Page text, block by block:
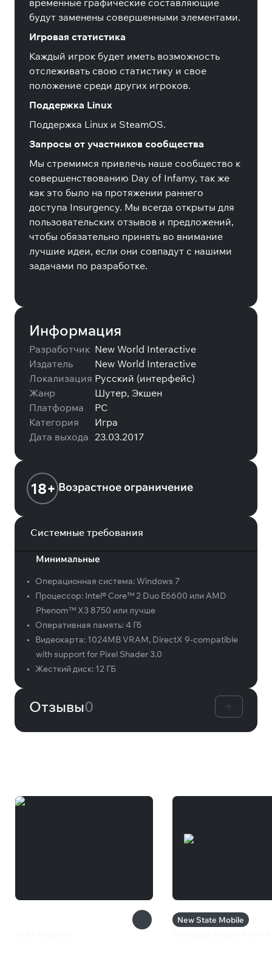
временные графические составляющие
будут заменены совершенными элементами.
Игровая статистика
Каждый игрок будет иметь возможность
отслеживать свою статистику и свое
положение среди других игроков.
Поддержка Linux
Поддержка Linux и SteamOS.
Запросы от участников сообщества
Мы стремимся привлечь наше сообщество к
совершенствованию Day of Infamy, так же
как это было на протяжении раннего
доступа Insurgency. Мы всегда открыты для
пользовательских отзывов и предложений,
чтобы обязательно принять во внимание
лучшие идеи, если они совпадут с нашими
задачами по разработке.
Информация
Разработчик New World Interactive
Издатель
New World Interactive
Локализация Русский (интерфейс)
Жанр
Шутер, Экшен
Платформа
PC
Категория
Игра
Дата выхода 23.03.2017
18+ Возрастное ограничение
Системные требования
Минимальные
• Операционная система:Windows 7
•
Процессор: Intel® Core™ 2 Duo E6600 или AMD
Phenom™ X3 8750 или лучше
•
Оперативная память:4 Гб
•
Видеокарта: 1024MB VRAM, DirectX 9-compatible
with support for Pixel Shader 3.0
•
Жесткий диск: 12 ГБ
Отзывы0
New State Mobile